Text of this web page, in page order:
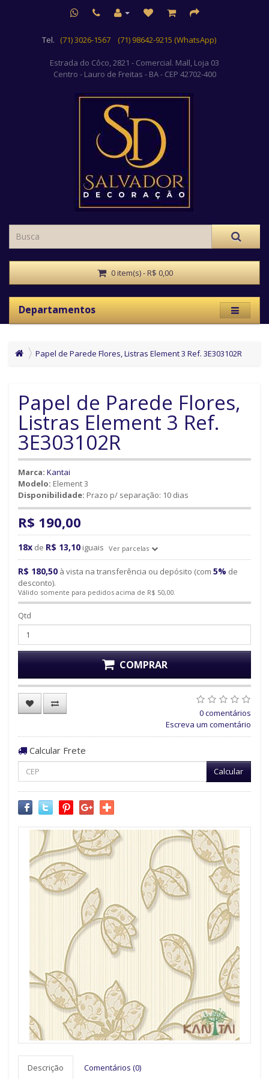
Tel. (71) 3026-1567 (71) 98642-9215 (WhatsApp)
Estrada do Côco, 2821 - Comercial. Mall, Loja 03
Centro - Lauro de Freitas - BA - CEP 42702-400
0 item(s) - R$ 0,00
Departamentos
Papel de Parede Flores, Listras Element 3 Ref. 3E303102R
Papel de Parede Flores,
Listras Element 3 Ref.
3E303102R
Marca: Kantai
Modelo: Element 3
Disponibilidade: Prazo p/ separação: 10 dias
R$ 190,00
18x de R$ 13,10 iguais Ver parcelas
R$ 180,50 à vista na transferência ou depósito (com 5% de
desconto).
Válido somente para pedidos acima de R$ 50,00.
Qtd
COMPRAR
0 comentários
Escreva um comentário
Calcular Frete
Calcular
Descrição Comentários (0)